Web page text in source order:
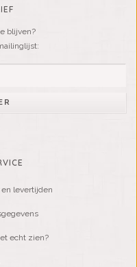
blijven?
levertijden
echt zien?